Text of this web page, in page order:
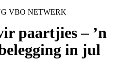
VBO NETWERK
paartjies – ’n
in jul